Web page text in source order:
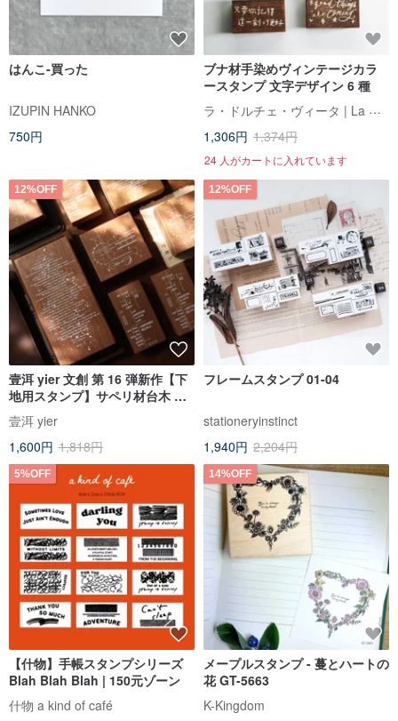
はんこ-買った
IZUPIN HANKO
750円
ブナ材手染めヴィンテージカラ
ースタンプ 文字デザイン 6 種
ラ・ドルチェ・ヴィータ | La Dolce Vita
1,306円 1,374円
24 人がカートに入れています
12%OFF
壹洱 yier 文創 第 16 弾新作【下
地用スタンプ】サペリ材台木 手
帳用スタンプ 赤ゴム
壹洱 yier
1,600円 1,818円
12%OFF
フレームスタンプ 01-04
stationeryinstinct
1,940円 2,204円
5%OFF
【什物】手帳スタンプシリーズ
Blah Blah Blah | 150元ゾーン
什物 a kind of café
14%OFF
メープルスタンプ - 蔓とハートの
花 GT-5663
K-Kingdom